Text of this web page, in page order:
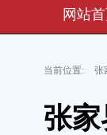
网站
当前位置: 张
张